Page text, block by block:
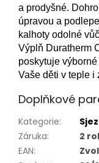
a prodyšné.
úpravou a
kalhoty odolné
Výplň Duratherm
poskytuje
Vaše děti v teple i
Doplňkové
Kategorie:
Záruka:
2
EAN: